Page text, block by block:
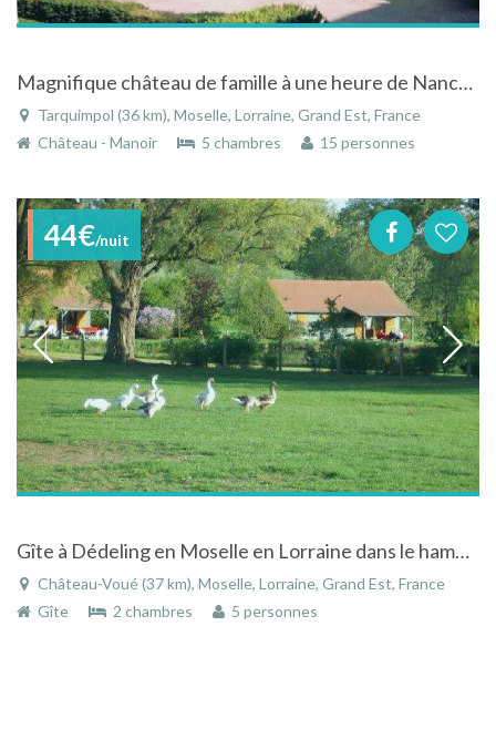
Magnifique château de famille à une heure de Nancy, Metz et Strasbourg
Tarquimpol (36 km), Moselle, Lorraine, Grand Est, France
Château - Manoir
5 chambres 15 personnes
44€/nuit
Gîte à Dédeling en Moselle en Lorraine dans le hameau de Chateau-voué
Château-Voué (37 km), Moselle, Lorraine, Grand Est, France
Gîte
2 chambres 5 personnes